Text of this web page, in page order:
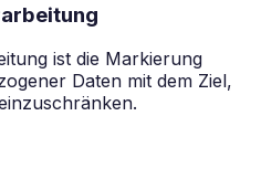
ist die Markierung
Daten mit dem Ziel,